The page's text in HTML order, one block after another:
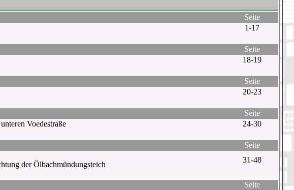
Seite
1-17
Seite
18-19
Seite
20-23
Seite
Voedestraße
24-30
Seite
der Ölbachmündungsteich
31-48
Seite